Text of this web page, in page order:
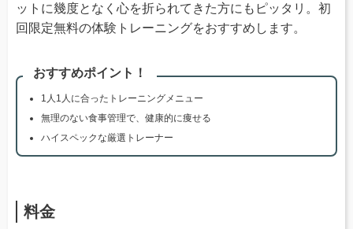
ットに幾度となく心を折られてきた方にもピッタリ。初
回限定無料の体験トレーニングをおすすめします。
おすすめポイント！
1人1人に合ったトレーニングメニュー
無理のない食事管理で、健康的に痩せる
ハイスペックな厳選トレーナー
料金